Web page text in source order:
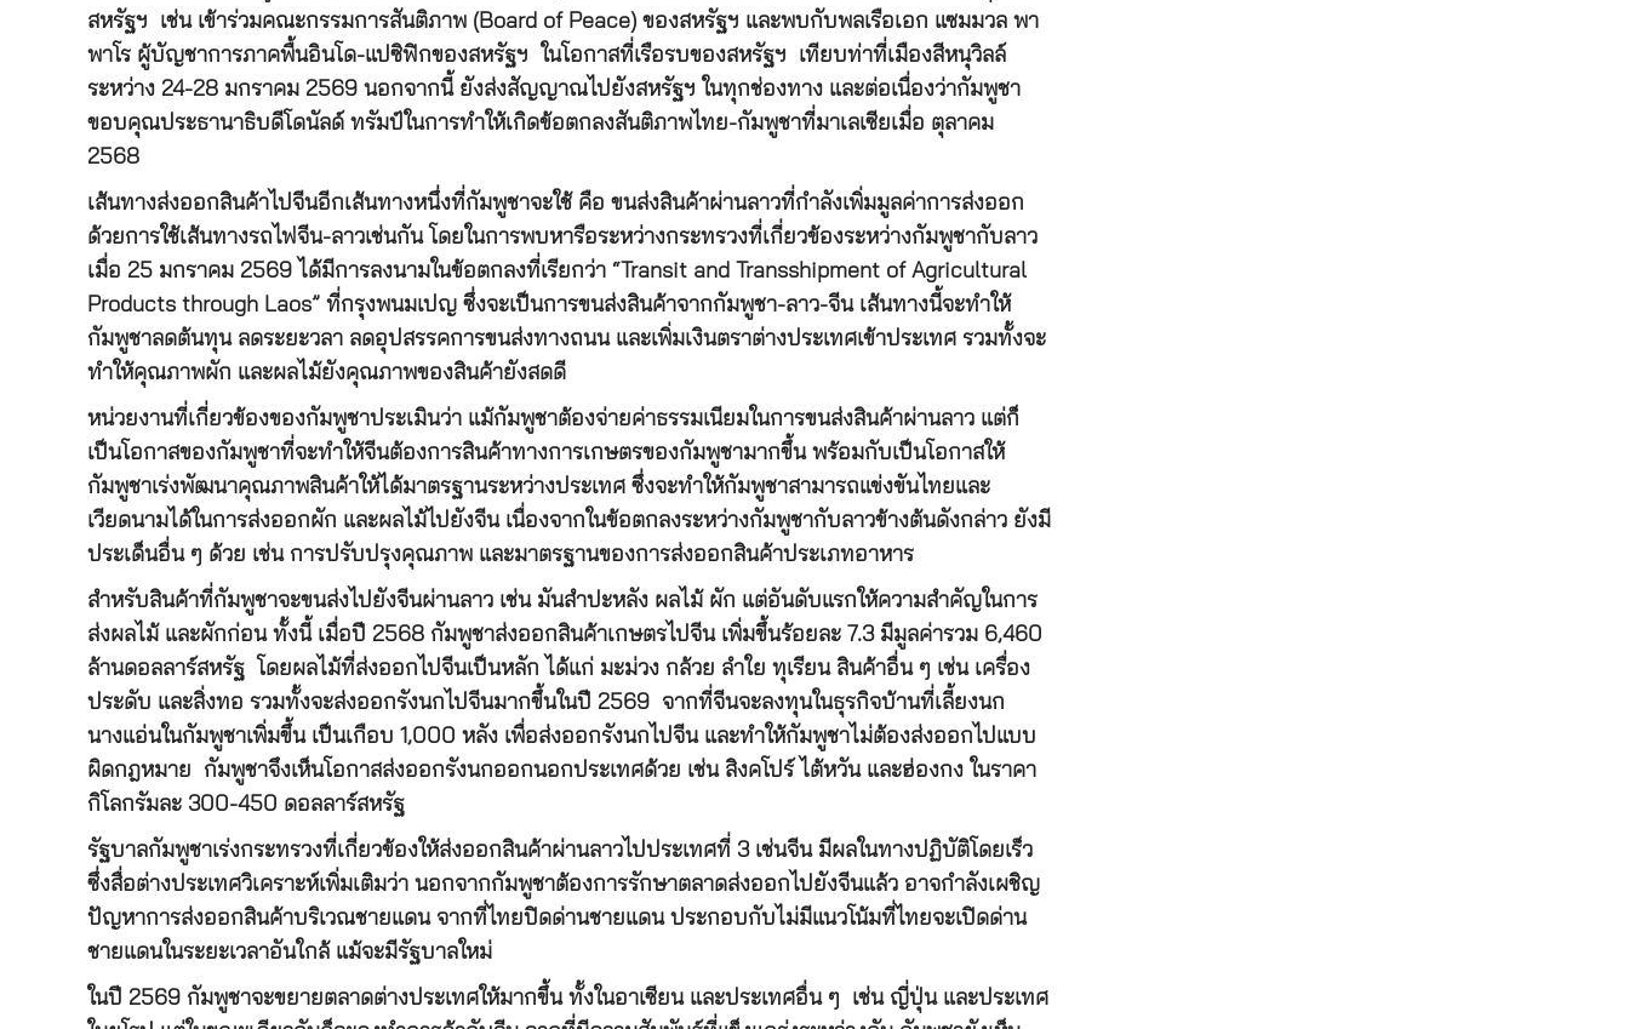
สหรัฐฯ เช่น เข้าร่วมคณะกรรมการสันติภาพ (Board of Peace) ของสหรัฐฯ และพบกับพลเรือเอก แซมมวล พา
พาโร ผู้บัญชาการภาคพื้นอินโด-แปซิฟิกของสหรัฐฯ ในโอกาสที่เรือรบของสหรัฐฯ เทียบท่าที่เมืองสีหนุวิลล์
ระหว่าง 24-28 มกราคม 2569 นอกจากนี้ ยังส่งสัญญาณไปยังสหรัฐฯ ในทุกช่องทาง และต่อเนื่องว่ากัมพูชา
ขอบคุณประธานาธิบดีโดนัลด์ ทรัมป์ในการทำให้เกิดข้อตกลงสันติภาพไทย-กัมพูชาที่มาเลเซียเมื่อ ตุลาคม
2568
เส้นทางส่งออกสินค้าไปจีนอีกเส้นทางหนึ่งที่กัมพูชาจะใช้ คือ ขนส่งสินค้าผ่านลาวที่กำลังเพิ่มมูลค่าการส่งออก
ด้วยการใช้เส้นทางรถไฟจีน-ลาวเช่นกัน โดยในการพบหารือระหว่างกระทรวงที่เกี่ยวข้องระหว่างกัมพูชากับลาว
เมื่อ 25 มกราคม 2569 ได้มีการลงนามในข้อตกลงที่เรียกว่า “Transit and Transshipment of Agricultural
Products through Laos” ที่กรุงพนมเปญ ซึ่งจะเป็นการขนส่งสินค้าจากกัมพูชา-ลาว-จีน เส้นทางนี้จะทำให้
กัมพูชาลดต้นทุน ลดระยะวลา ลดอุปสรรคการขนส่งทางถนน และเพิ่มเงินตราต่างประเทศเข้าประเทศ รวมทั้งจะ
ทำให้คุณภาพผัก และผลไม้ยังคุณภาพของสินค้ายังสดดี
หน่วยงานที่เกี่ยวข้องของกัมพูชาประเมินว่า แม้กัมพูชาต้องจ่ายค่าธรรมเนียมในการขนส่งสินค้าผ่านลาว แต่ก็
เป็นโอกาสของกัมพูชาที่จะทำให้จีนต้องการสินค้าทางการเกษตรของกัมพูชามากขึ้น พร้อมกับเป็นโอกาสให้
กัมพูชาเร่งพัฒนาคุณภาพสินค้าให้ได้มาตรฐานระหว่างประเทศ ซึ่งจะทำให้กัมพูชาสามารถแข่งขันไทยและ
เวียดนามได้ในการส่งออกผัก และผลไม้ไปยังจีน เนื่องจากในข้อตกลงระหว่างกัมพูชากับลาวข้างต้นดังกล่าว ยังมี
ประเด็นอื่น ๆ ด้วย เช่น การปรับปรุงคุณภาพ และมาตรฐานของการส่งออกสินค้าประเภทอาหาร
สำหรับสินค้าที่กัมพูชาจะขนส่งไปยังจีนผ่านลาว เช่น มันสำปะหลัง ผลไม้ ผัก แต่อันดับแรกให้ความสำคัญในการ
ส่งผลไม้ และผักก่อน ทั้งนี้ เมื่อปี 2568 กัมพูชาส่งออกสินค้าเกษตรไปจีน เพิ่มขึ้นร้อยละ 7.3 มีมูลค่ารวม 6,460
ล้านดอลลาร์สหรัฐ โดยผลไม้ที่ส่งออกไปจีนเป็นหลัก ได้แก่ มะม่วง กล้วย ลำใย ทุเรียน สินค้าอื่น ๆ เช่น เครื่อง
ประดับ และสิ่งทอ รวมทั้งจะส่งออกรังนกไปจีนมากขึ้นในปี 2569 จากที่จีนจะลงทุนในธุรกิจบ้านที่เลี้ยงนก
นางแอ่นในกัมพูชาเพิ่มขึ้น เป็นเกือบ 1,000 หลัง เพื่อส่งออกรังนกไปจีน และทำให้กัมพูชาไม่ต้องส่งออกไปแบบ
ผิดกฎหมาย กัมพูชาจึงเห็นโอกาสส่งออกรังนกออกนอกประเทศด้วย เช่น สิงคโปร์ ไต้หวัน และฮ่องกง ในราคา
กิโลกรัมละ 300-450 ดอลลาร์สหรัฐ
รัฐบาลกัมพูชาเร่งกระทรวงที่เกี่ยวข้องให้ส่งออกสินค้าผ่านลาวไปประเทศที่ 3 เช่นจีน มีผลในทางปฏิบัติโดยเร็ว
ซึ่งสื่อต่างประเทศวิเคราะห์เพิ่มเติมว่า นอกจากกัมพูชาต้องการรักษาตลาดส่งออกไปยังจีนแล้ว อาจกำลังเผชิญ
ปัญหาการส่งออกสินค้าบริเวณชายแดน จากที่ไทยปิดด่านชายแดน ประกอบกับไม่มีแนวโน้มที่ไทยจะเปิดด่าน
ชายแดนในระยะเวลาอันใกล้ แม้จะมีรัฐบาลใหม่
ในปี 2569 กัมพูชาจะขยายตลาดต่างประเทศให้มากขึ้น ทั้งในอาเซียน และประเทศอื่น ๆ เช่น ญี่ปุ่น และประเทศ